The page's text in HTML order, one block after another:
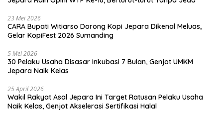
23 Mei 2026
CARA Bupati Witiarso Dorong Kopi Jepara Dikenal Meluas,
Gelar KopiFest 2026 Sumanding
5 Mei 2026
30 Pelaku Usaha Disasar Inkubasi 7 Bulan, Genjot UMKM
Jepara Naik Kelas
25 April 2026
Wakil Rakyat Asal Jepara Ini Target Ratusan Pelaku Usaha
Naik Kelas, Genjot Akselerasi Sertifikasi Halal